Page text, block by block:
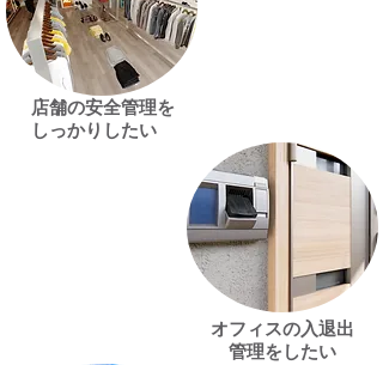
店舗の安全管理を
しっかりしたい
オフィスの入退出
管理をしたい